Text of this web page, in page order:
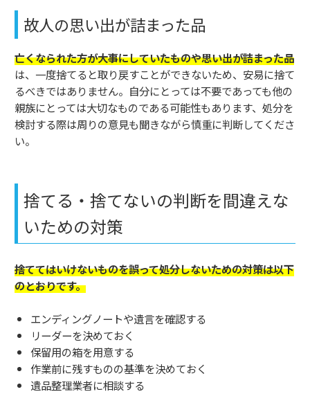
故人の思い出が詰まった品
亡くなられた方が大事にしていたものや思い出が詰まった品
は、一度捨てると取り戻すことができないため、安易に捨て
るべきではありません。自分にとっては不要であっても他の
親族にとっては大切なものである可能性もあります、処分を
検討する際は周りの意見も聞きながら慎重に判断してくださ
い。
捨てる・捨てないの判断を間違えな
いための対策
捨ててはいけないものを誤って処分しないための対策は以下
のとおりです。
エンディングノートや遺言を確認する
リーダーを決めておく
保留用の箱を用意する
作業前に残すものの基準を決めておく
遺品整理業者に相談する